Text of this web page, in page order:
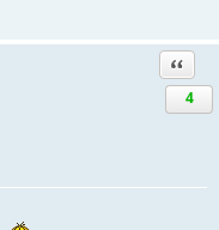
4